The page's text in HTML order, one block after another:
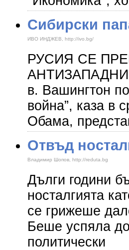
Сибирски
ИВО ИНДЖЕВ, http://ivo.bg/
РУСИЯ СЕ
в. Вашингтон
война”, каза в
Обама,
Отвъд
Владимир Шопов, http://reduta.bg
Дълги години
носталгията
се грижеше
Беше успяла
политически